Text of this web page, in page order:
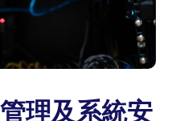
理及系統安